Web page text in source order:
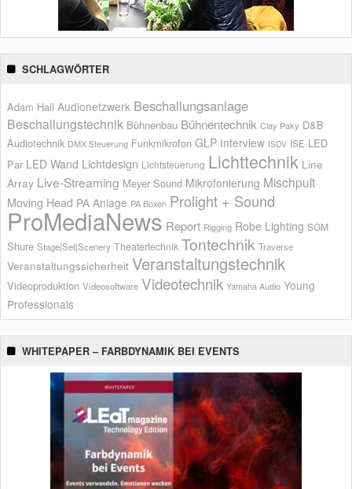
SCHLAGWÖRTER
Adam Hall Audionetzwerk Beschallungsanlage
Beschallungstechnik Bühnenbau Bühnentechnik Clay Paky D&B
Audiotechnik DMX Steuerung Funkmikrofon GLP Interview ISDV ISE LED
Par LED Wand Lichtdesign Lichtsteuerung Lichttechnik Line
Array Live-Streaming Meyer Sound Mikrofonierung Mischpult
Moving Head PA Anlage PA Boxen Prolight + Sound
ProMediaNews Report Rigging Robe Lighting SGM
Shure Stage|Set|Scenery Theatertechnik Tontechnik Traverse
Veranstaltungssicherheit Veranstaltungstechnik
Videoproduktion Videosoftware Videotechnik Yamaha Audio Young
Professionals
WHITEPAPER – FARBDYNAMIK BEI EVENTS